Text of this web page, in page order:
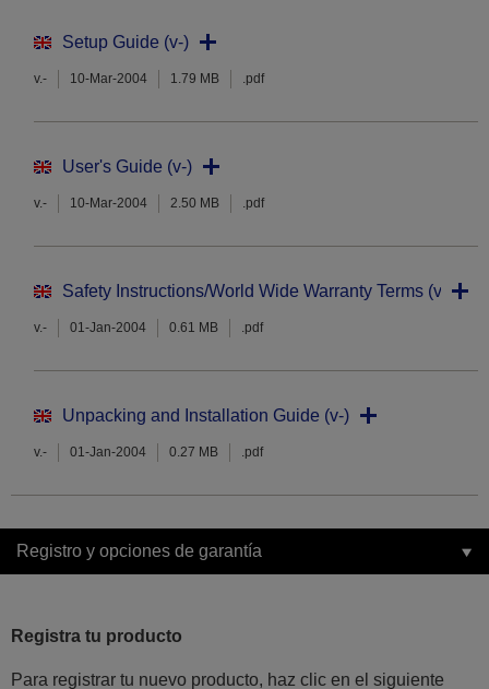
Setup Guide (v-)
v.- 10-Mar-2004 1.79 MB .pdf
User's Guide (v-)
v.- 10-Mar-2004 2.50 MB .pdf
Safety Instructions/World Wide Warranty Terms (v-)
v.- 01-Jan-2004 0.61 MB .pdf
Unpacking and Installation Guide (v-)
v.- 01-Jan-2004 0.27 MB .pdf
Registro y opciones de garantía
Registra tu producto
Para registrar tu nuevo producto, haz clic en el siguiente